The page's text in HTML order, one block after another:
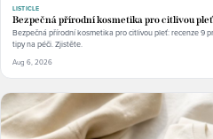
LISTICLE
Bezpečná přírodní kosmetika pro citlivou
Bezpečná přírodní kosmetika pro citlivou pleť: recenze 9
tipy na péči. Zjistěte.
Aug 6, 2026